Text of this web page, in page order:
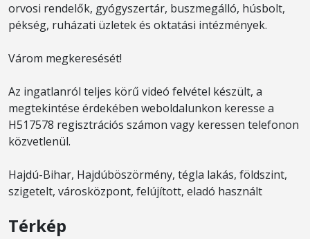
orvosi rendelők, gyógyszertár, buszmegálló, húsbolt,
pékség, ruházati üzletek és oktatási intézmények.
Várom megkeresését!
Az ingatlanról teljes körű videó felvétel készült, a
megtekintése érdekében weboldalunkon keresse a
H517578 regisztrációs számon vagy keressen telefonon
közvetlenül.
Hajdú-Bihar, Hajdúböszörmény, tégla lakás, földszint,
szigetelt, városközpont, felújított, eladó használt
Térkép